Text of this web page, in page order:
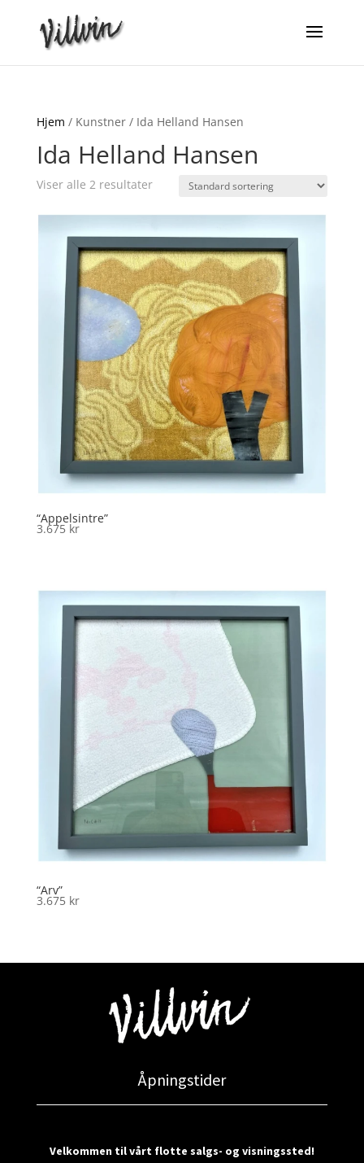
Hjem / Kunstner / Ida Helland Hansen
Ida Helland Hansen
Viser alle 2 resultater
“Appelsintre”
3.675 kr
“Arv”
3.675 kr
Åpningstider
Velkommen til vårt flotte salgs- og visningssted!